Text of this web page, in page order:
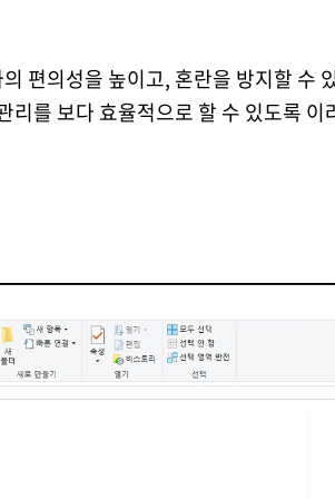
편의성을 높이고, 혼란을 방지할 수
리를 보다 효율적으로 할 수 있도록 이